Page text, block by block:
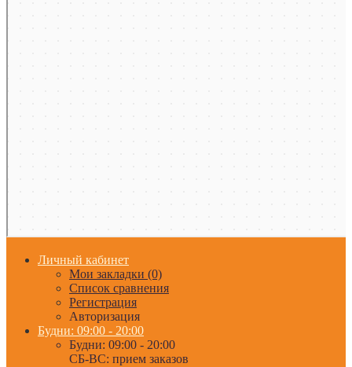
Личный кабинет
Мои закладки (0)
Список сравнения
Регистрация
Авторизация
Будни: 09:00 - 20:00
Будни: 09:00 - 20:00
СБ-ВС: прием заказов